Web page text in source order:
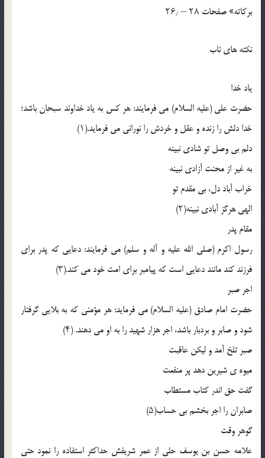
برکاته» صفحات ۲۸ – ۲۶٫
نکته های ناب
یاد خدا
حضرت علی (علیه السلام) می فرمایند: هر کس به یاد خداوند سبحان باشد؛
خدا دلش را زنده و عقل و خردش را نورانی می فرماید.(۱)
دلم بی وصل تو شادی نبینه
به غیر از محنت آزادی نبینه
خراب آباد دل، بی مقدم تو
الهی هرگز آبادی نبینه(۲)
مقام پدر
رسول اکرم (صلی الله علیه و آله و سلم) می فرمایند: دعایی که پدر برای
فرزند کند مانند دعایی است که پیامبر برای امت خود می کند.(۳)
اجر صبر
حضرت امام صادق (علیه السلام) می فرماید: هر مؤمنی که به بلایی گرفتار
شود و صابر و بردبار باشد، اجر هزار شهید را به او می دهند. (۴)
صبر تلخ آمد و لیکن عاقبت
میوه ی شیرین دهد پر منفعت
گفت حق اندر کتاب مستطاب
صابران را اجر بخشم بی حساب(۵)
گوهر وقت
علامه حسن بن یوسف حلی از عمر شریفش حداکثر استفاده را نمود حتی